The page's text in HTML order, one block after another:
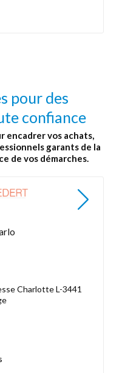
pour des
confiance
encadrer vos achats,
garants de la
de vos démarches.
Charlotte L-3441